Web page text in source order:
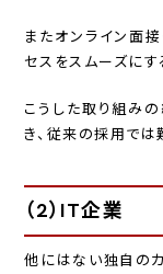
またオンライン面
セスをスムーズにす
こうした取り組みの
き、従来の採用では
（2）IT企業
他にはない独自の